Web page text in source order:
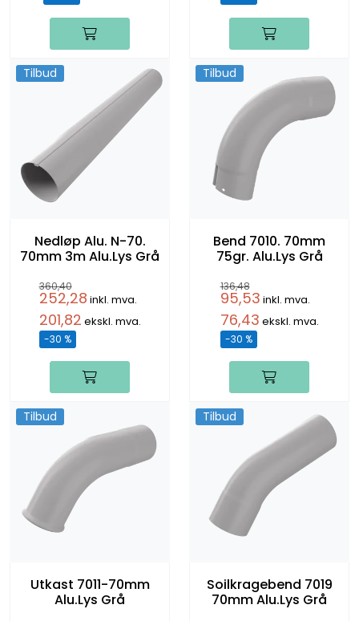
Tilbud
Nedløp Alu. N-70.
70mm 3m Alu.Lys Grå
360,40
252,28 inkl. mva.
201,82 ekskl. mva.
-30 %
Tilbud
Bend 7010. 70mm
75gr. Alu.Lys Grå
136,48
95,53 inkl. mva.
76,43 ekskl. mva.
-30 %
Tilbud
Utkast 7011-70mm
Alu.Lys Grå
Tilbud
Soilkragebend 7019
70mm Alu.Lys Grå